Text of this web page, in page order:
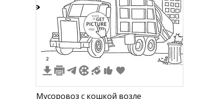
2
Мусоровоз с кошкой возле